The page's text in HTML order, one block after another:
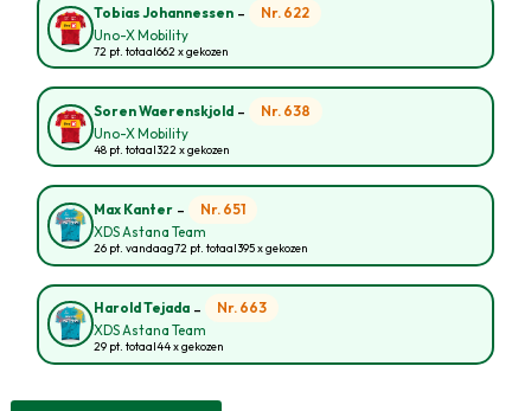
Tobias Johannessen - Nr. 622
Uno-X Mobility
72 pt. totaal662 x gekozen
Soren Waerenskjold - Nr. 638
Uno-X Mobility
48 pt. totaal322 x gekozen
Max Kanter - Nr. 651
XDS Astana Team
26 pt. vandaag72 pt. totaal395 x gekozen
Harold Tejada - Nr. 663
XDS Astana Team
29 pt. totaal44 x gekozen